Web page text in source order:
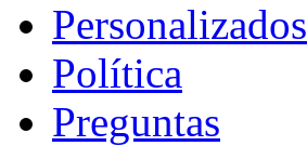
Personalizados
Política
Preguntas